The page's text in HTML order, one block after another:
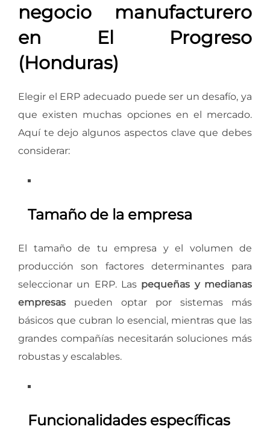
negocio manufacturero
en El Progreso
(Honduras)
Elegir el ERP adecuado puede ser un desafío, ya
que existen muchas opciones en el mercado.
Aquí te dejo algunos aspectos clave que debes
considerar:
Tamaño de la empresa
El tamaño de tu empresa y el volumen de
producción son factores determinantes para
seleccionar un ERP. Las pequeñas y medianas
empresas pueden optar por sistemas más
básicos que cubran lo esencial, mientras que las
grandes compañías necesitarán soluciones más
robustas y escalables.
Funcionalidades específicas